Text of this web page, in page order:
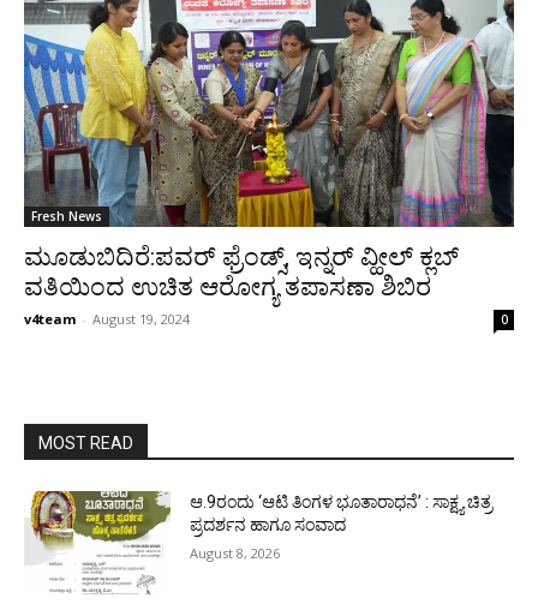
Fresh News
ಮೂಡುಬಿದಿರೆ:ಪವರ್ ಫ್ರೆಂಡ್ಸ್, ಇನ್ನರ್ ವ್ಹೀಲ್ ಕ್ಲಬ್
ವತಿಯಿಂದ ಉಚಿತ ಆರೋಗ್ಯ ತಪಾಸಣಾ ಶಿಬಿರ
v4team - August 19, 2024 0
MOST READ
ಆ.9ರಂದು ‘ಆಟಿ ತಿಂಗಳ ಭೂತಾರಾಧನೆ’ : ಸಾಕ್ಷ್ಯ ಚಿತ್ರ
ಪ್ರದರ್ಶನ ಹಾಗೂ ಸಂವಾದ
August 8, 2026